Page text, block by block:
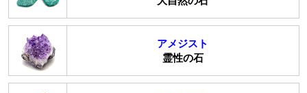
アメジスト
霊性の石